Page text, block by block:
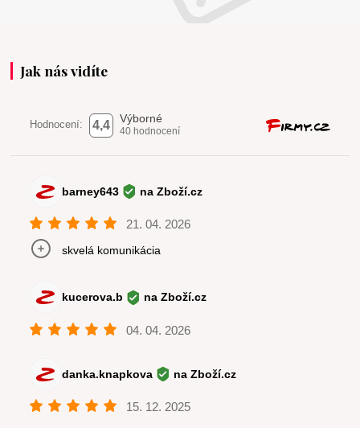
Jak nás vidíte